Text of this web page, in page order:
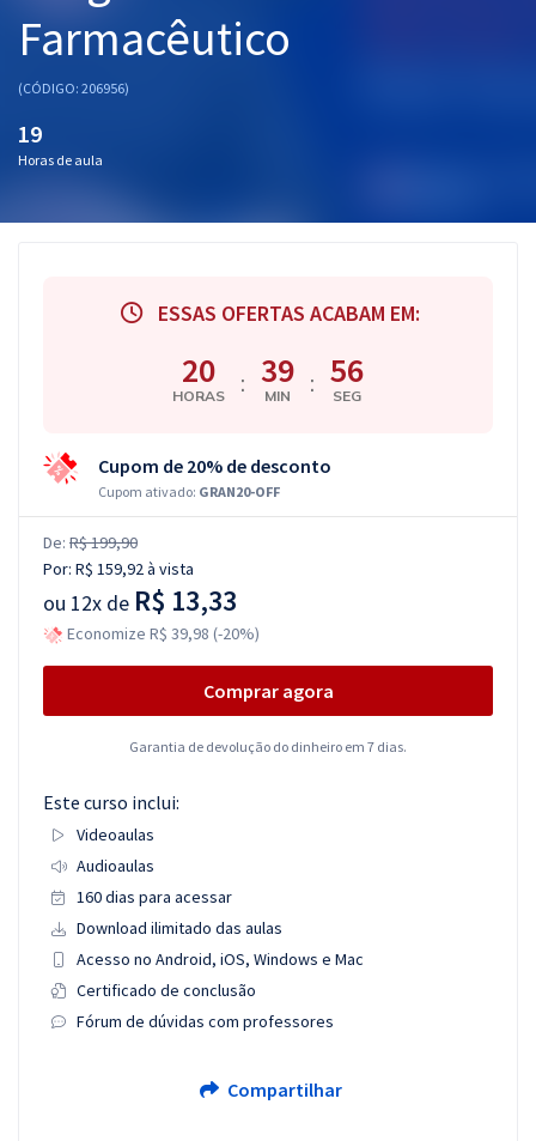
Questões grátis
Aprovados
Farmacêutico
(CÓDIGO: 206956)
19
Horas de aula
ESSAS OFERTAS ACABAM EM:
20
HORAS : 39
MIN : 55
SEG
Cupom de 20% de desconto
Cupom ativado: GRAN20-OFF
De: R$ 199,90
Por: R$ 159,92à vista
ou 12x de R$ 13,33
Economize R$ 39,98 (-20%)
Comprar agora
Garantia de devolução do dinheiro em 7 dias.
Este curso inclui:
Videoaulas
Audioaulas
160 dias para acessar
Download ilimitado das aulas
Acesso no Android, iOS, Windows e Mac
Certificado de conclusão
Fórum de dúvidas com professores
Compartilhar